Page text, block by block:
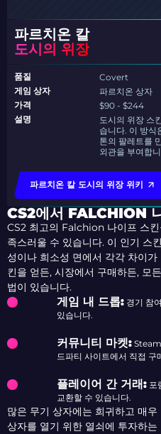
파르치온 칼
도시의 위장
품질
Covert
게임 상자
파르치온 상자
가격
$90 - $244
설명
도시의 위장 스
습니다. 이 방식
톤의 팔레트를
외관을 부여합
파르치온 칼 도시의 위장 위키
CS2에서 FALCHION
CS2 최고의 Falchion 나이프 스
족스러울 수 있습니다. 이 인기 스
성이나 희소성 면에서 각각 차이
킨을 얻든, 시장에서 구매하든, 모
법이 있습니다.
게임 내 드롭: 경기 참
있습니다.
커뮤니티 마켓: Steam
드파티 사이트에서 직접 구
플레이어 간 거래: 포
교환할 수 있습니다.
많은 무기 상자에는 희귀하고 매
상자를 열기 위한 열쇠에 투자하